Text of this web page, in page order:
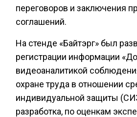
переговоров и заключения
соглашений.
На стенде «Байтэрг» был
регистрации информации
видеоаналитикой
охране труда в отношении
индивидуальной защиты
разработка, по оценкам